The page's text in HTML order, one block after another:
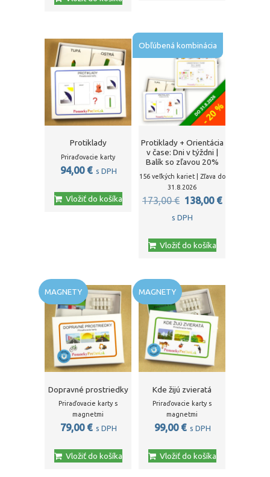
Protiklady
Priraďovacie karty
94,00 € s DPH
Vložiť do košíka
Obľúbená kombinácia
Protiklady + Orientácia
v čase: Dni v týždni |
Balík so zľavou 20%
156 veľkých kariet | Zľava do
31.8.2026
173,00€ Pôvodná
cena
173,00 €.
138,00 €
s DPH
Vložiť do košíka
MAGNETY
Dopravné prostriedky
Priraďovacie karty s
magnetmi
79,00 € s DPH
Vložiť do košíka
MAGNETY
Kde žijú zvieratá
Priraďovacie karty s
magnetmi
99,00 € s DPH
Vložiť do košíka